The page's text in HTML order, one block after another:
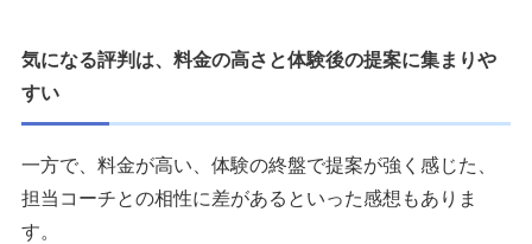
気になる評判は、料金の高さと体験後の提案に集まりや
すい
一方で、料金が高い、体験の終盤で提案が強く感じた、
担当コーチとの相性に差があるといった感想もありま
す。